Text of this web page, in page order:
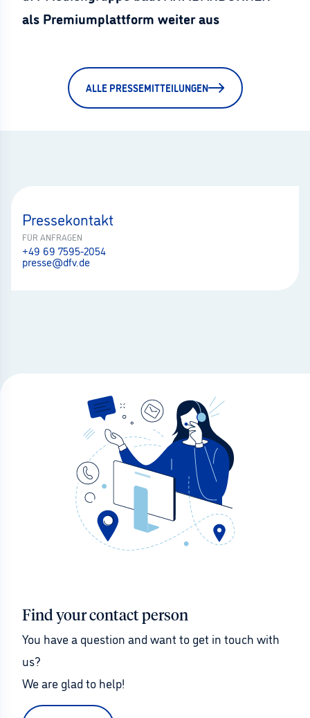
als Premiumplattform weiter aus
ALLE PRESSEMITTEILUNGEN
Pressekontakt
FÜR ANFRAGEN
+49 69 7595-2054
presse@dfv.de
Find your contact person
You have a question and want to get in touch with
us?
We are glad to help!